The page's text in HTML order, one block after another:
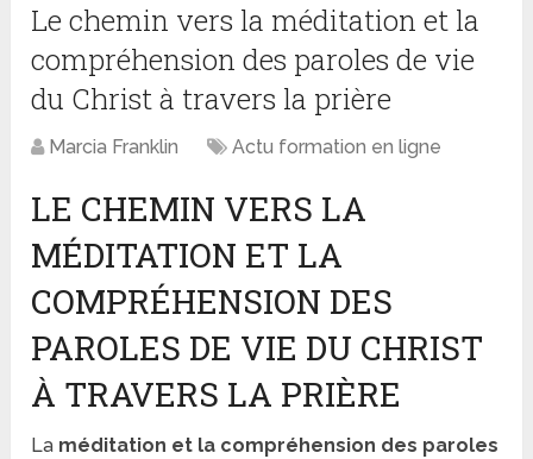
Le chemin vers la méditation et la
compréhension des paroles de vie
du Christ à travers la prière
Marcia Franklin Actu formation en ligne
LE CHEMIN VERS LA
MÉDITATION ET LA
COMPRÉHENSION DES
PAROLES DE VIE DU CHRIST
À TRAVERS LA PRIÈRE
La méditation et la compréhension des paroles